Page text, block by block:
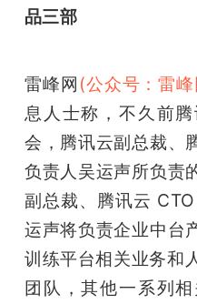
品三部
雷峰网 (公众号：雷
息人士称，不久前
会，腾讯云副总裁、
负责人吴运声所负责
副总裁、腾讯云
运声将负责企业中台
训练平台相关业务和
团队，其他一系列